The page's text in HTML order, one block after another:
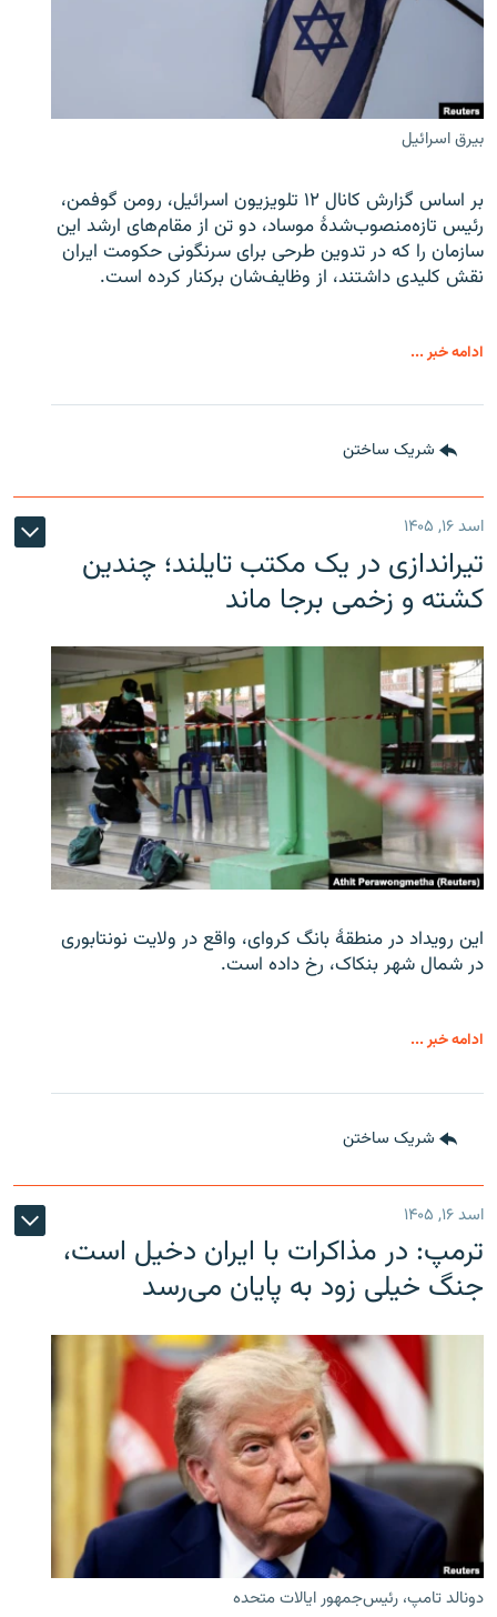
بیرق اسرائیل
بر اساس گزارش کانال ۱۲ تلویزیون اسرائیل، رومن گوفمن،
رئیس تازه‌منصوب‌شدۀ موساد، دو تن از مقام‌های ارشد این
سازمان را که در تدوین طرحی برای سرنگونی حکومت ایران
نقش کلیدی داشتند، از وظایف‌شان برکنار کرده است.
ادامه خبر ...
شریک ساختن
اسد ۱۶, ۱۴۰۵
تیراندازی در یک مکتب تایلند؛ چندین
کشته و زخمی برجا ماند
این رویداد در منطقۀ بانگ کروای، واقع در ولایت نونتابوری
در شمال شهر بنکاک، رخ داده است.
ادامه خبر ...
شریک ساختن
اسد ۱۶, ۱۴۰۵
ترمپ: در مذاکرات با ایران دخیل است،
جنگ خیلی زود به پایان می‌رسد
دونالد تامپ، رئیس‌جمهور ایالات متحده